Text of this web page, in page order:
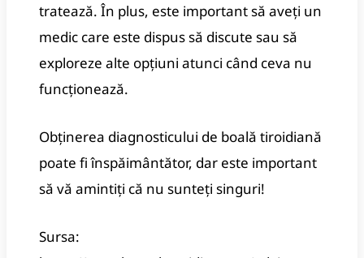
tratează. În plus, este important să aveți un
medic care este dispus să discute sau să
exploreze alte opțiuni atunci când ceva nu
funcționează.
Obținerea diagnosticului de boală tiroidiană
poate fi înspăimântător, dar este important
să vă amintiți că nu sunteți singuri!
Sursa: